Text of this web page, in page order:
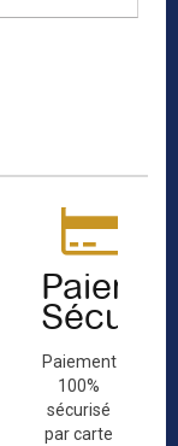
Paiement
100%
sécurisé
par carte